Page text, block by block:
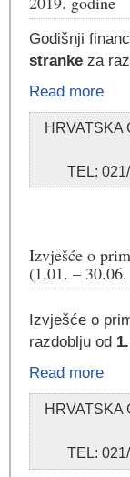
Godišnji
stranke za
Read more
HRVATSKA
TEL:
Izvješće o
(1.01. –
Izvješće o
razdoblju od
Read more
HRVATSKA
TEL: